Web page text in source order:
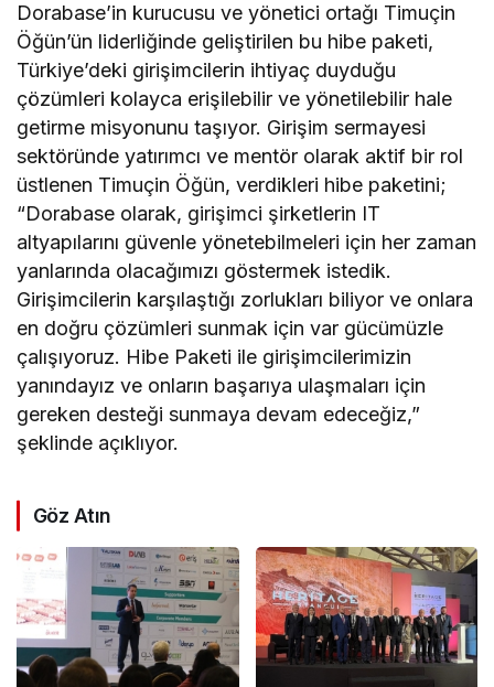
Dorabase’in kurucusu ve yönetici ortağı Timuçin
Öğün’ün liderliğinde geliştirilen bu hibe paketi,
Türkiye’deki girişimcilerin ihtiyaç duyduğu
çözümleri kolayca erişilebilir ve yönetilebilir hale
getirme misyonunu taşıyor. Girişim sermayesi
sektöründe yatırımcı ve mentör olarak aktif bir rol
üstlenen Timuçin Öğün, verdikleri hibe paketini;
“Dorabase olarak, girişimci şirketlerin IT
altyapılarını güvenle yönetebilmeleri için her zaman
yanlarında olacağımızı göstermek istedik.
Girişimcilerin karşılaştığı zorlukları biliyor ve onlara
en doğru çözümleri sunmak için var gücümüzle
çalışıyoruz. Hibe Paketi ile girişimcilerimizin
yanındayız ve onların başarıya ulaşmaları için
gereken desteği sunmaya devam edeceğiz,”
şeklinde açıklıyor.
Göz Atın